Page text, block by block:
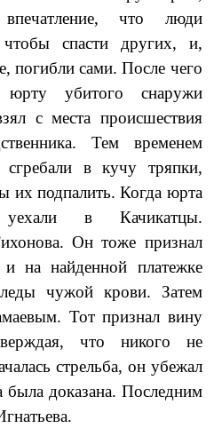
что люди
спасти других, и,
погибли сами. После чего
убитого снаружи
с места происшествия
Тем временем
в кучу тряпки,
их подпалить. Когда юрта
в Качикатцы.
Он тоже признал
на найденной платежке
чужой крови. Затем
Тот признал вину
что никого не
стрельба, он убежал
доказана. Последним